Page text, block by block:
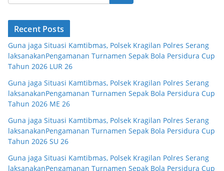
Recent Posts
Guna jaga Situasi Kamtibmas, Polsek Kragilan Polres Serang
laksanakanPengamanan Turnamen Sepak Bola Persidura Cup
Tahun 2026 LUR 26
Guna jaga Situasi Kamtibmas, Polsek Kragilan Polres Serang
laksanakanPengamanan Turnamen Sepak Bola Persidura Cup
Tahun 2026 ME 26
Guna jaga Situasi Kamtibmas, Polsek Kragilan Polres Serang
laksanakanPengamanan Turnamen Sepak Bola Persidura Cup
Tahun 2026 SU 26
Guna jaga Situasi Kamtibmas, Polsek Kragilan Polres Serang
laksanakanPengamanan Turnamen Sepak Bola Persidura Cup